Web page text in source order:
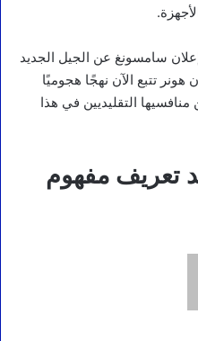
سامسونغ عن الجيل الجديد
هونر تتبع الآن نهجًا هجوميًا
التقليديين في هذا
تعريف مفهوم